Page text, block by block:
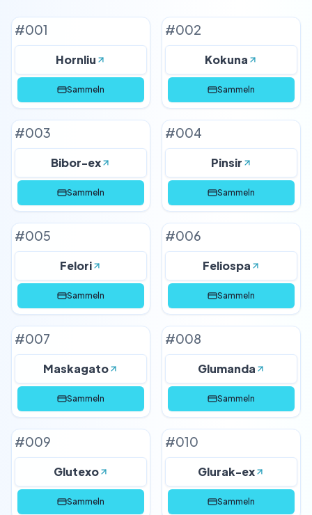
#001
Hornliu
Sammeln
#002
Kokuna
Sammeln
#003
Bibor-ex
Sammeln
#004
Pinsir
Sammeln
#005
Felori
Sammeln
#006
Feliospa
Sammeln
#007
Maskagato
Sammeln
#008
Glumanda
Sammeln
#009
Glutexo
Sammeln
#010
Glurak-ex
Sammeln